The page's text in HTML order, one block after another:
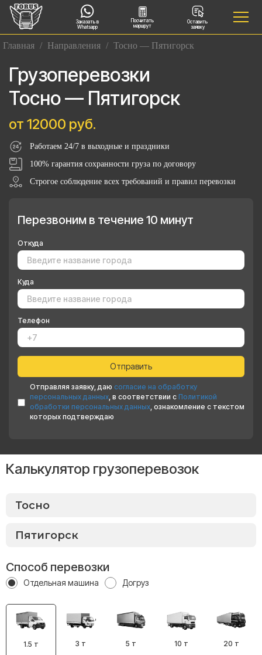
Заказать в
Whatsapp
Посчитать
маршрут
Оставить
заявку
Главная / Направления / Тосно — Пятигорск
Грузоперевозки
Тосно — Пятигорск
от 12000 руб.
Работаем 24/7 в выходные и праздники
100% гарантия сохранности груза по договору
Строгое соблюдение всех требований и правил перевозки
Перезвоним в течение 10 минут
Откуда
Куда
Телефон
Отправляя заявку, даю согласие на обработку
персональных данных, в соответствии с Политикой
обработки персональных данных, ознакомление с текстом
которых подтверждаю
Калькулятор грузоперевозок
Способ перевозки
Отдельная машина Догруз
1.5 т 3 т 5 т 10 т 20 т